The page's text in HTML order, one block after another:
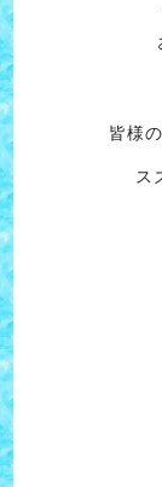
皆様
ス